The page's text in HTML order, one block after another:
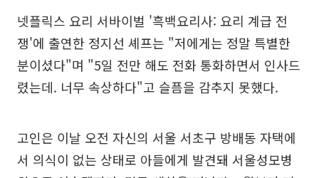
넷플릭스 요리 서바이벌 '흑백요리사: 요리 계급 전
쟁'에 출연한 정지선 셰프는 "저에게는 정말 특별한
분이셨다"며 "5일 전만 해도 전화 통화하면서 인사드
렸는데. 너무 속상하다"고 슬픔을 감추지 못했다.
고인은 이날 오전 자신의 서울 서초구 방배동 자택에
서 의식이 없는 상태로 아들에게 발견돼 서울성모병